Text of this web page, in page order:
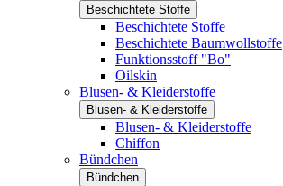
Beschichtete Stoffe
Beschichtete Stoffe
Beschichtete Baumwollstoffe
Funktionsstoff "Bo"
Oilskin
Blusen- & Kleiderstoffe
Blusen- & Kleiderstoffe
Blusen- & Kleiderstoffe
Chiffon
Bündchen
Bündchen